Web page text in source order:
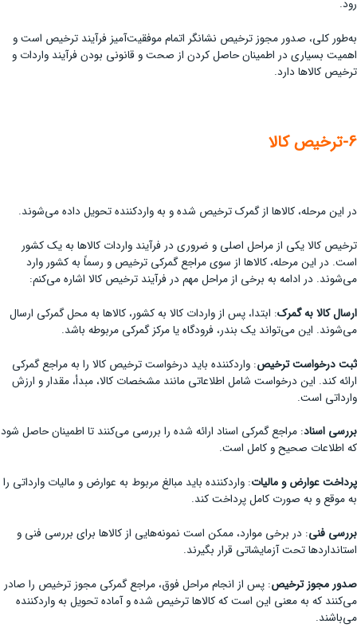
رود.
به‌طور کلی، صدور مجوز ترخیص نشانگر اتمام موفقیت‌آمیز فرآیند ترخیص است و
اهمیت بسیاری در اطمینان حاصل کردن از صحت و قانونی بودن فرآیند واردات و
ترخیص کالاها دارد.
6-ترخیص کالا
در این مرحله، کالاها از گمرک ترخیص شده و به واردکننده تحویل داده می‌شوند.
ترخیص کالا یکی از مراحل اصلی و ضروری در فرآیند واردات کالاها به یک کشور
است. در این مرحله، کالاها از سوی مراجع گمرکی ترخیص و رسماً به کشور وارد
می‌شوند. در ادامه به برخی از مراحل مهم در فرآیند ترخیص کالا اشاره می‌کنم:
ارسال کالا به گمرک: ابتدا، پس از واردات کالا به کشور، کالاها به محل گمرکی ارسال
می‌شوند. این می‌تواند یک بندر، فرودگاه یا مرکز گمرکی مربوطه باشد.
ثبت درخواست ترخیص: واردکننده باید درخواست ترخیص کالا را به مراجع گمرکی
ارائه کند. این درخواست شامل اطلاعاتی مانند مشخصات کالا، مبدأ، مقدار و ارزش
وارداتی است.
بررسی اسناد: مراجع گمرکی اسناد ارائه شده را بررسی می‌کنند تا اطمینان حاصل شود
که اطلاعات صحیح و کامل است.
پرداخت عوارض و مالیات: واردکننده باید مبالغ مربوط به عوارض و مالیات وارداتی را
به موقع و به صورت کامل پرداخت کند.
بررسی فنی: در برخی موارد، ممکن است نمونه‌هایی از کالاها برای بررسی فنی و
استاندارد‌ها تحت آزمایشاتی قرار بگیرند.
صدور مجوز ترخیص: پس از انجام مراحل فوق، مراجع گمرکی مجوز ترخیص را صادر
می‌کنند که به معنی این است که کالاها ترخیص شده و آماده تحویل به واردکننده
می‌باشند.